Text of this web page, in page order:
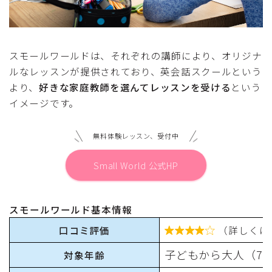
スモールワールドは、それぞれの講師により、オリジナ
ルなレッスンが提供されており、英会話スクールという
より、好きな家庭教師を選んてレッスンを受ける という
イメージです。
無料体験レッスン、受付中
Small World 公式HP
スモールワールド基本情報
口コミ評価

（詳しく
対象年齢
子どもから大人（7